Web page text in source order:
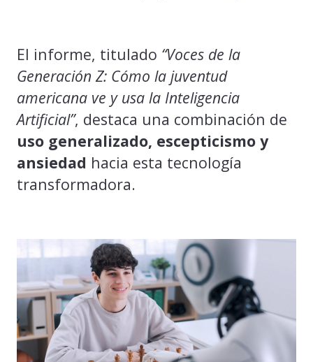
El informe, titulado “Voces de la
Generación Z: Cómo la juventud
americana ve y usa la Inteligencia
Artificial”, destaca una combinación de
uso generalizado, escepticismo y
ansiedad hacia esta tecnología
transformadora.